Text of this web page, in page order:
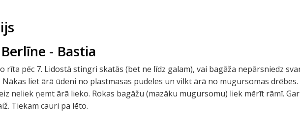
Berlīne - Bastia
rīta pēc 7. Lidostā stingri skatās (bet ne līdz galam), vai bagāža nepārsniedz
Nākas liet ārā ūdeni no plastmasas pudeles un vilkt ārā no mugursomas drēbes.
neliek ņemt ārā lieko. Rokas bagāžu (mazāku mugursomu) liek mērīt rāmī.
Tiekam cauri pa lēto.